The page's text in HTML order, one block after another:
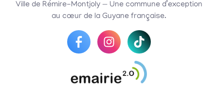
Ville de Rémire-Montjoly — Une commune d’exception
au cœur de la Guyane française.